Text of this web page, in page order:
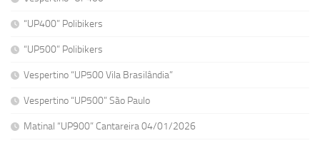
“UP400” Polibikers
“UP500” Polibikers
Vespertino “UP500 Vila Brasilândia”
Vespertino “UP500” São Paulo
Matinal “UP900” Cantareira 04/01/2026